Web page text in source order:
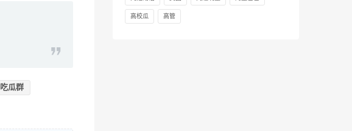
吃瓜群
高校瓜 高管